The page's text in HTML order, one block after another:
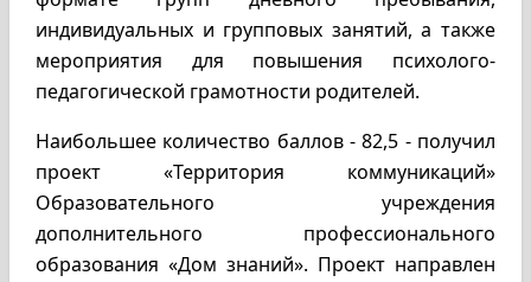
индивидуальных и групповых занятий, а также
мероприятия для повышения психолого-
педагогической грамотности родителей.
Наибольшее количество баллов - 82,5 - получил
проект «Территория коммуникаций»
Образовательного учреждения
дополнительного профессионального
образования «Дом знаний». Проект направлен